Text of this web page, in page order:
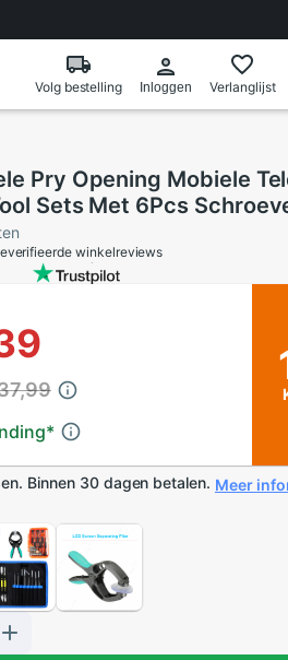
Volg bestelling Inloggen Verlanglijst
Pry Opening Mobiele
Sets Met 6Pcs
11 Pro X 8 7 plus
winkelreviews
*
Binnen 30 dagen betalen. Meer